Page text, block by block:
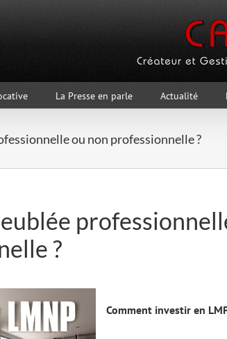
La Presse en parle Actualité
ou non professionnelle ?
?
Comment investir en